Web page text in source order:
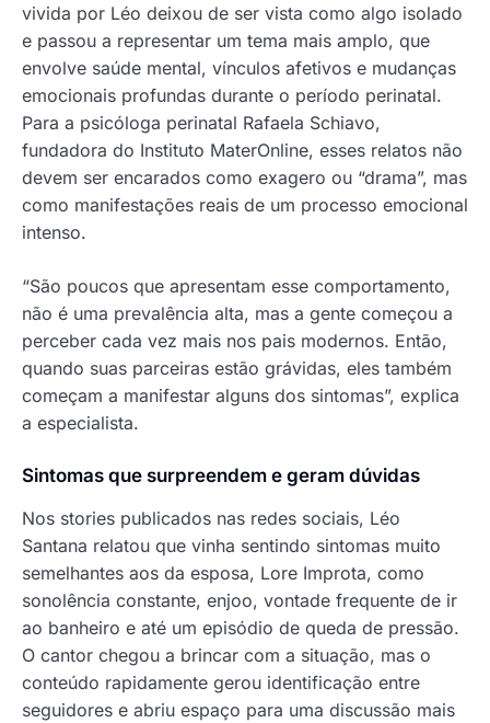
vivida por Léo deixou de ser vista como algo isolado
e passou a representar um tema mais amplo, que
envolve saúde mental, vínculos afetivos e mudanças
emocionais profundas durante o período perinatal.
Para a psicóloga perinatal Rafaela Schiavo,
fundadora do Instituto MaterOnline, esses relatos não
devem ser encarados como exagero ou “drama”, mas
como manifestações reais de um processo emocional
intenso.
“São poucos que apresentam esse comportamento,
não é uma prevalência alta, mas a gente começou a
perceber cada vez mais nos pais modernos. Então,
quando suas parceiras estão grávidas, eles também
começam a manifestar alguns dos sintomas”, explica
a especialista.
Sintomas que surpreendem e geram dúvidas
Nos stories publicados nas redes sociais, Léo
Santana relatou que vinha sentindo sintomas muito
semelhantes aos da esposa, Lore Improta, como
sonolência constante, enjoo, vontade frequente de ir
ao banheiro e até um episódio de queda de pressão.
O cantor chegou a brincar com a situação, mas o
conteúdo rapidamente gerou identificação entre
seguidores e abriu espaço para uma discussão mais